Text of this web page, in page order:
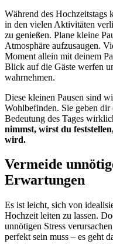
Während des Hochzeitstags
in den vielen Aktivitäten
zu genießen. Plane kleine
Atmosphäre aufzusaugen.
Moment allein mit deinem
Blick auf die Gäste werfen
wahrnehmen.
Diese kleinen Pausen sind
Wohlbefinden. Sie geben
Bedeutung des Tages
nimmst, wirst du
wird.
Vermeide
Erwartungen
Es ist leicht, sich von
Hochzeit leiten zu lassen.
unnötigen Stress
perfekt sein muss – es geht